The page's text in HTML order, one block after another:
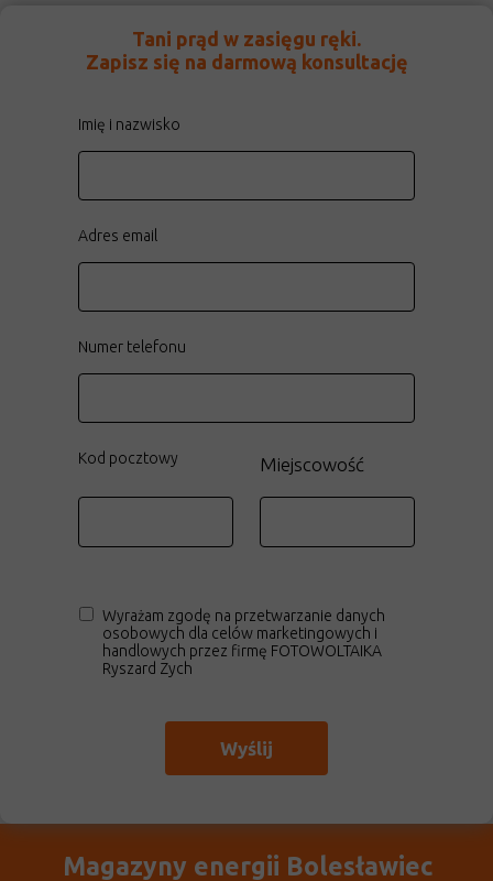
Imię i nazwisko
Adres email
Numer telefonu
Kod pocztowy Miejscowość
Wyrażam zgodę na przetwarzanie danych
osobowych dla celów marketingowych i
handlowych przez firmę FOTOWOLTAIKA
Ryszard Zych
Wyślij
Tani prąd w zasięgu ręki.
Zapisz się na darmową konsultację
Magazyny energii Bolesławiec